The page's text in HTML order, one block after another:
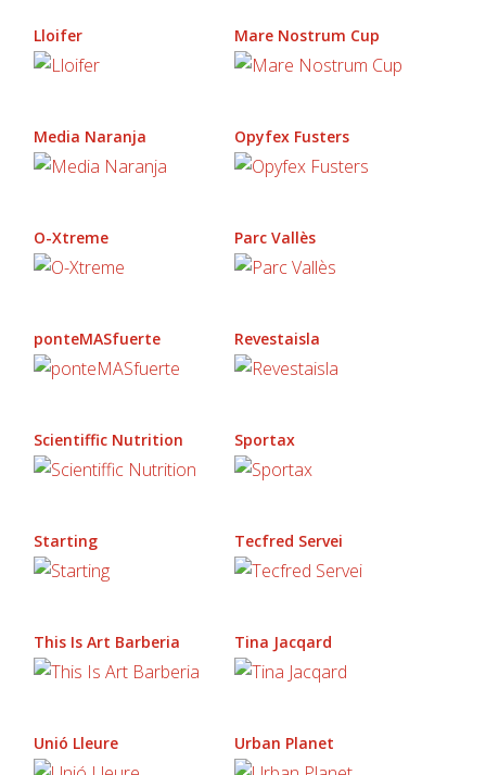
Lloifer Mare Nostrum Cup
Media Naranja Opyfex Fusters
O-Xtreme Parc Vallès
ponteMASfuerte Revestaisla
Scientiffic Nutrition Sportax
Starting Tecfred Servei
This Is Art Barberia Tina Jacqard
Unió Lleure Urban Planet